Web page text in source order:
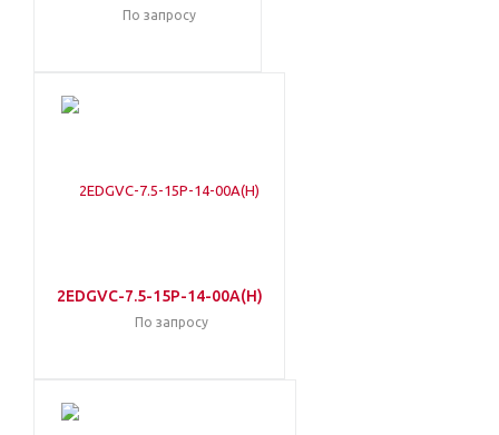
По запросу
2EDGVC-7.5-15P-14-00A(H)
По запросу